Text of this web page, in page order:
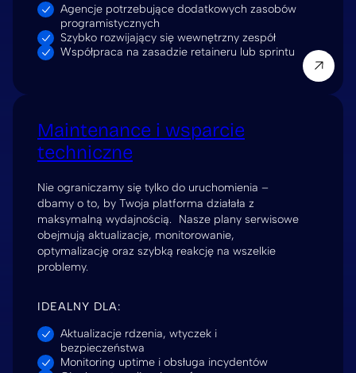
Agencje potrzebujące dodatkowych zasobów
programistycznych
Szybko rozwijający się wewnętrzny zespół
Współpraca na zasadzie retaineru lub sprintu
Maintenance i wsparcie
techniczne
Nie ograniczamy się tylko do uruchomienia –
dbamy o to, by Twoja platforma działała z
maksymalną wydajnością. Nasze plany serwisowe
obejmują aktualizacje, monitorowanie,
optymalizację oraz szybką reakcję na wszelkie
problemy.
IDEALNY DLA:
Aktualizacje rdzenia, wtyczek i
bezpieczeństwa
Monitoring uptime i obsługa incydentów